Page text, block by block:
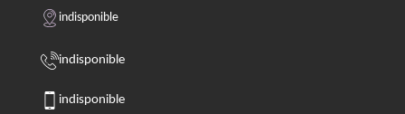
indisponible
indisponible
indisponible